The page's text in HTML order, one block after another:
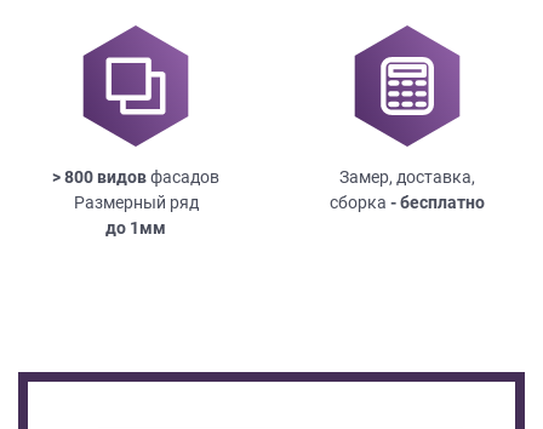
> 800 видовфасадов
Размерный ряд
до 1мм
Замер, доставка,
сборка - бесплатно